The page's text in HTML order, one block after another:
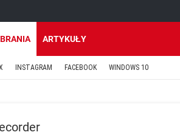
ARTYKUŁY
INSTAGRAM FACEBOOK WINDOWS 10